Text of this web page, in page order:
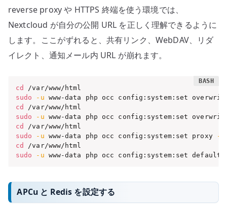
reverse proxy や HTTPS 終端を使う環境では、
Nextcloud が自分の公開 URL を正しく理解できるように
します。ここがずれると、共有リンク、WebDAV、リダ
イレクト、通知メール内 URL が崩れます。
cd
sudo
-u www-data php occ config:system:set
cd
sudo
-u www-data php occ config:system:set
cd
sudo
-u www-data php occ config:system:set proxy
--
cd
sudo
-u www-data php occ config:system:set
APCu と Redis を設定する